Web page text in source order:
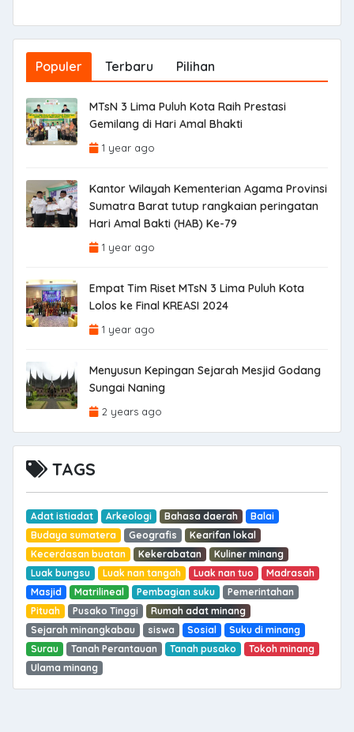
Populer Terbaru Pilihan
MTsN 3 Lima Puluh Kota Raih Prestasi
Gemilang di Hari Amal Bhakti
1 year ago
Kantor Wilayah Kementerian Agama Provinsi
Sumatra Barat tutup rangkaian peringatan
Hari Amal Bakti (HAB) Ke-79
1 year ago
Empat Tim Riset MTsN 3 Lima Puluh Kota
Lolos ke Final KREASI 2024
1 year ago
Menyusun Kepingan Sejarah Mesjid Godang
Sungai Naning
2 years ago
TAGS
Adat istiadat Arkeologi Bahasa daerah
Balai
Budaya sumatera
Geografis
Kearifan lokal
Kecerdasan buatan
Kekerabatan
Kuliner minang
Luak bungsu
Luak nan tangah Luak nan tuo
Madrasah
Masjid
Matrilineal Pembagian suku
Pemerintahan
Pituah
Pusako Tinggi
Rumah adat minang
Sejarah minangkabau
siswa Sosial
Suku di minang
Surau
Tanah Perantauan Tanah pusako
Tokoh minang
Ulama minang